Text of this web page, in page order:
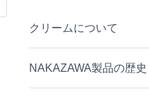
クリームについて
NAKAZAWA製品の歴史